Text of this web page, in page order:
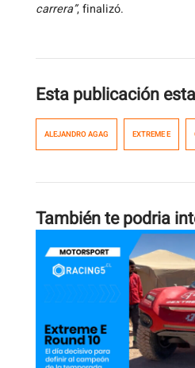
carrera”, finalizó.
Esta publicación
ALEJANDRO AGAG EXTREME E
También te podria